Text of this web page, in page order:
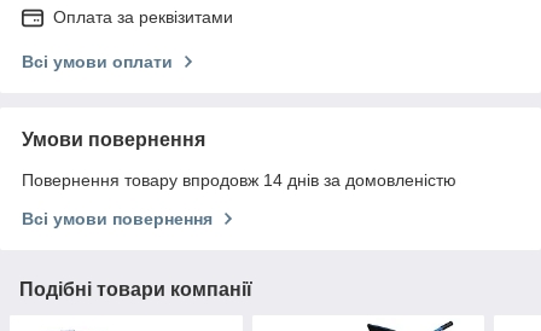
Оплата за реквізитами
Всі умови оплати
Умови повернення
Повернення товару впродовж 14 днів за домовленістю
Всі умови повернення
Подібні товари компанії